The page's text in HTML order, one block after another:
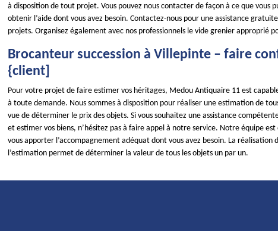
à disposition de tout projet. Vous pouvez nous contacter de façon à ce que vous
obtenir l’aide dont vous avez besoin. Contactez-nous pour une assistance
projets. Organisez également avec nos professionnels le vide grenier approprié
Brocanteur succession à Villepinte – faire
{client]
Pour votre projet de faire estimer vos héritages, Medou Antiquaire 11 est
à toute demande. Nous sommes à disposition pour réaliser une estimation de
vue de déterminer le prix des objets. Si vous souhaitez une assistance
et estimer vos biens, n’hésitez pas à faire appel à notre service. Notre équipe est
vous apporter l’accompagnement adéquat dont vous avez besoin. La réalisation
l’estimation permet de déterminer la valeur de tous les objets un par un.